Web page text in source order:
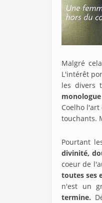
Malgré
L'intérêt
les divers
Coelho
touchants.
Pourtant
divinité,
coeur de
toutes ses
n'est un
termine.